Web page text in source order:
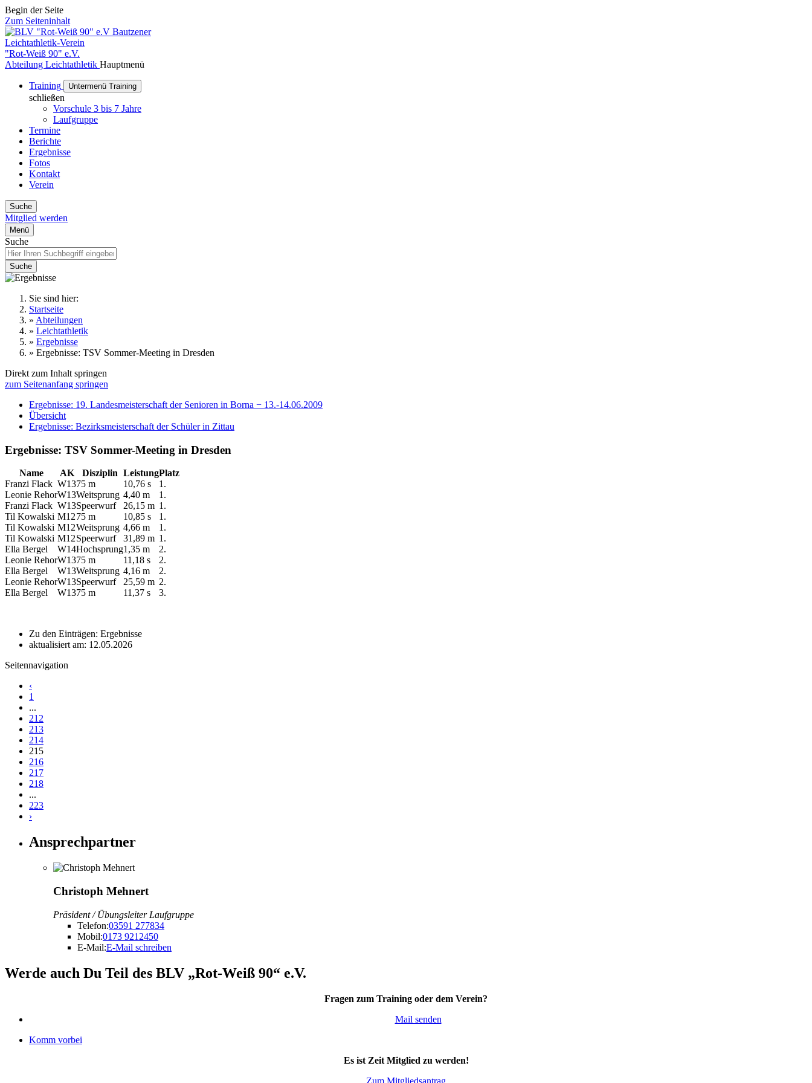
Begin der Seite
Zum Seiteninhalt
Bautzener
Leichtathletik-Verein
"Rot-Weiß 90" e.V.
Abteilung Leichtathletik Hauptmenü
Training Untermenü Training
schließen
Vorschule 3 bis 7 Jahre
Laufgruppe
Termine
Berichte
Ergebnisse
Fotos
Kontakt
Verein
Suche
Mitglied werden
Menü
Suche
Suche
Sie sind hier:
Startseite
» Abteilungen
» Leichtathletik
» Ergebnisse
» Ergebnisse: TSV Sommer-Meeting in Dresden
Direkt zum Inhalt springen
zum Seitenanfang springen
Ergebnisse: 19. Landesmeisterschaft der Senioren in Borna − 13.-14.06.2009
Übersicht
Ergebnisse: Bezirksmeisterschaft der Schüler in Zittau
Ergebnisse: TSV Sommer-Meeting in Dresden
Name AK Disziplin LeistungPlatz
Franzi Flack W1375 m 10,76 s
1.
Leonie RehorW13Weitsprung 4,40 m
1.
Franzi Flack W13Speerwurf 26,15 m 1.
Til Kowalski M1275 m 10,85 s
1.
Til Kowalski M12Weitsprung 4,66 m
1.
Til Kowalski M12Speerwurf 31,89 m 1.
Ella Bergel
W14Hochsprung1,35 m
2.
Leonie RehorW1375 m 11,18 s
2.
Ella Bergel
W13Weitsprung 4,16 m
2.
Leonie RehorW13Speerwurf 25,59 m 2.
Ella Bergel
W1375 m 11,37 s 3.
Zu den Einträgen: Ergebnisse
aktualisiert am: 12.05.2026
Seitennavigation
‹
1
...
212
213
214
215
216
217
218
...
223
›
Ansprechpartner
Christoph Mehnert
Präsident / Übungsleiter Laufgruppe
Telefon:03591 277834
Mobil:0173 9212450
E-Mail:E-Mail schreiben
Werde auch Du Teil des BLV „Rot-Weiß 90“ e.V.
Fragen zum Training oder dem Verein?
Mail senden
Komm vorbei
Es ist Zeit Mitglied zu werden!
Zum Mitgliedsantrag